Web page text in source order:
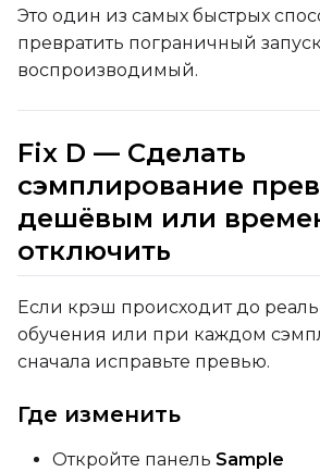
Это один из самых быстрых
превратить пограничный
воспроизводимый.
Fix D — Сделать
сэмплирование
дешёвым или
отключить
Если крэш происходит до
обучения или при каждом
сначала исправьте превью.
Где изменить
Откройте панель Sample